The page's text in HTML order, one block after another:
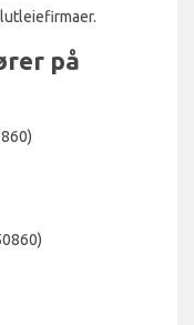
på